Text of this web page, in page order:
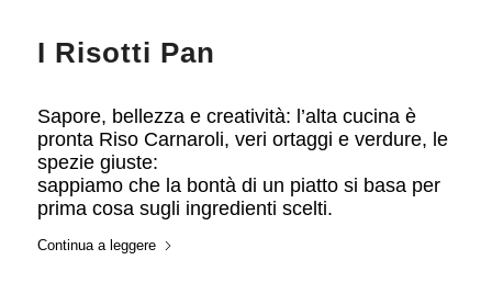
I Risotti Pan
Sapore, bellezza e creatività: l’alta cucina è
pronta Riso Carnaroli, veri ortaggi e verdure, le
spezie giuste:
sappiamo che la bontà di un piatto si basa per
prima cosa sugli ingredienti scelti.
Continua a leggere